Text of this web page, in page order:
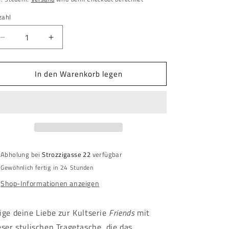
Verringere
die
Menge
Friends
Erhöhe
die
Menge
für
Friends
In den Warenkorb legen
Abholung beiStrozzigasse 22 verfügbar
Gewöhnlich fertig in 24 Stunden
Shop-Informationen anzeigen
deine Liebe zur Kultserie Friendsmit